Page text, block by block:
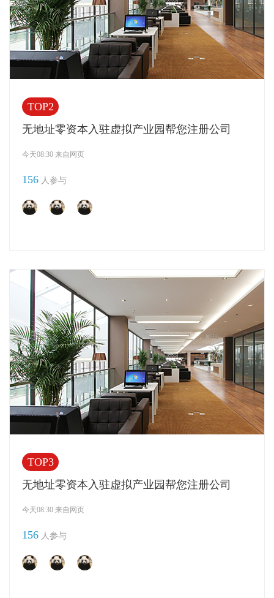
TOP2
无地址零资本入驻虚拟产业园帮您注册公司
今天08:30 来自网页
156 人参与
TOP3
无地址零资本入驻虚拟产业园帮您注册公司
今天08:30 来自网页
156 人参与